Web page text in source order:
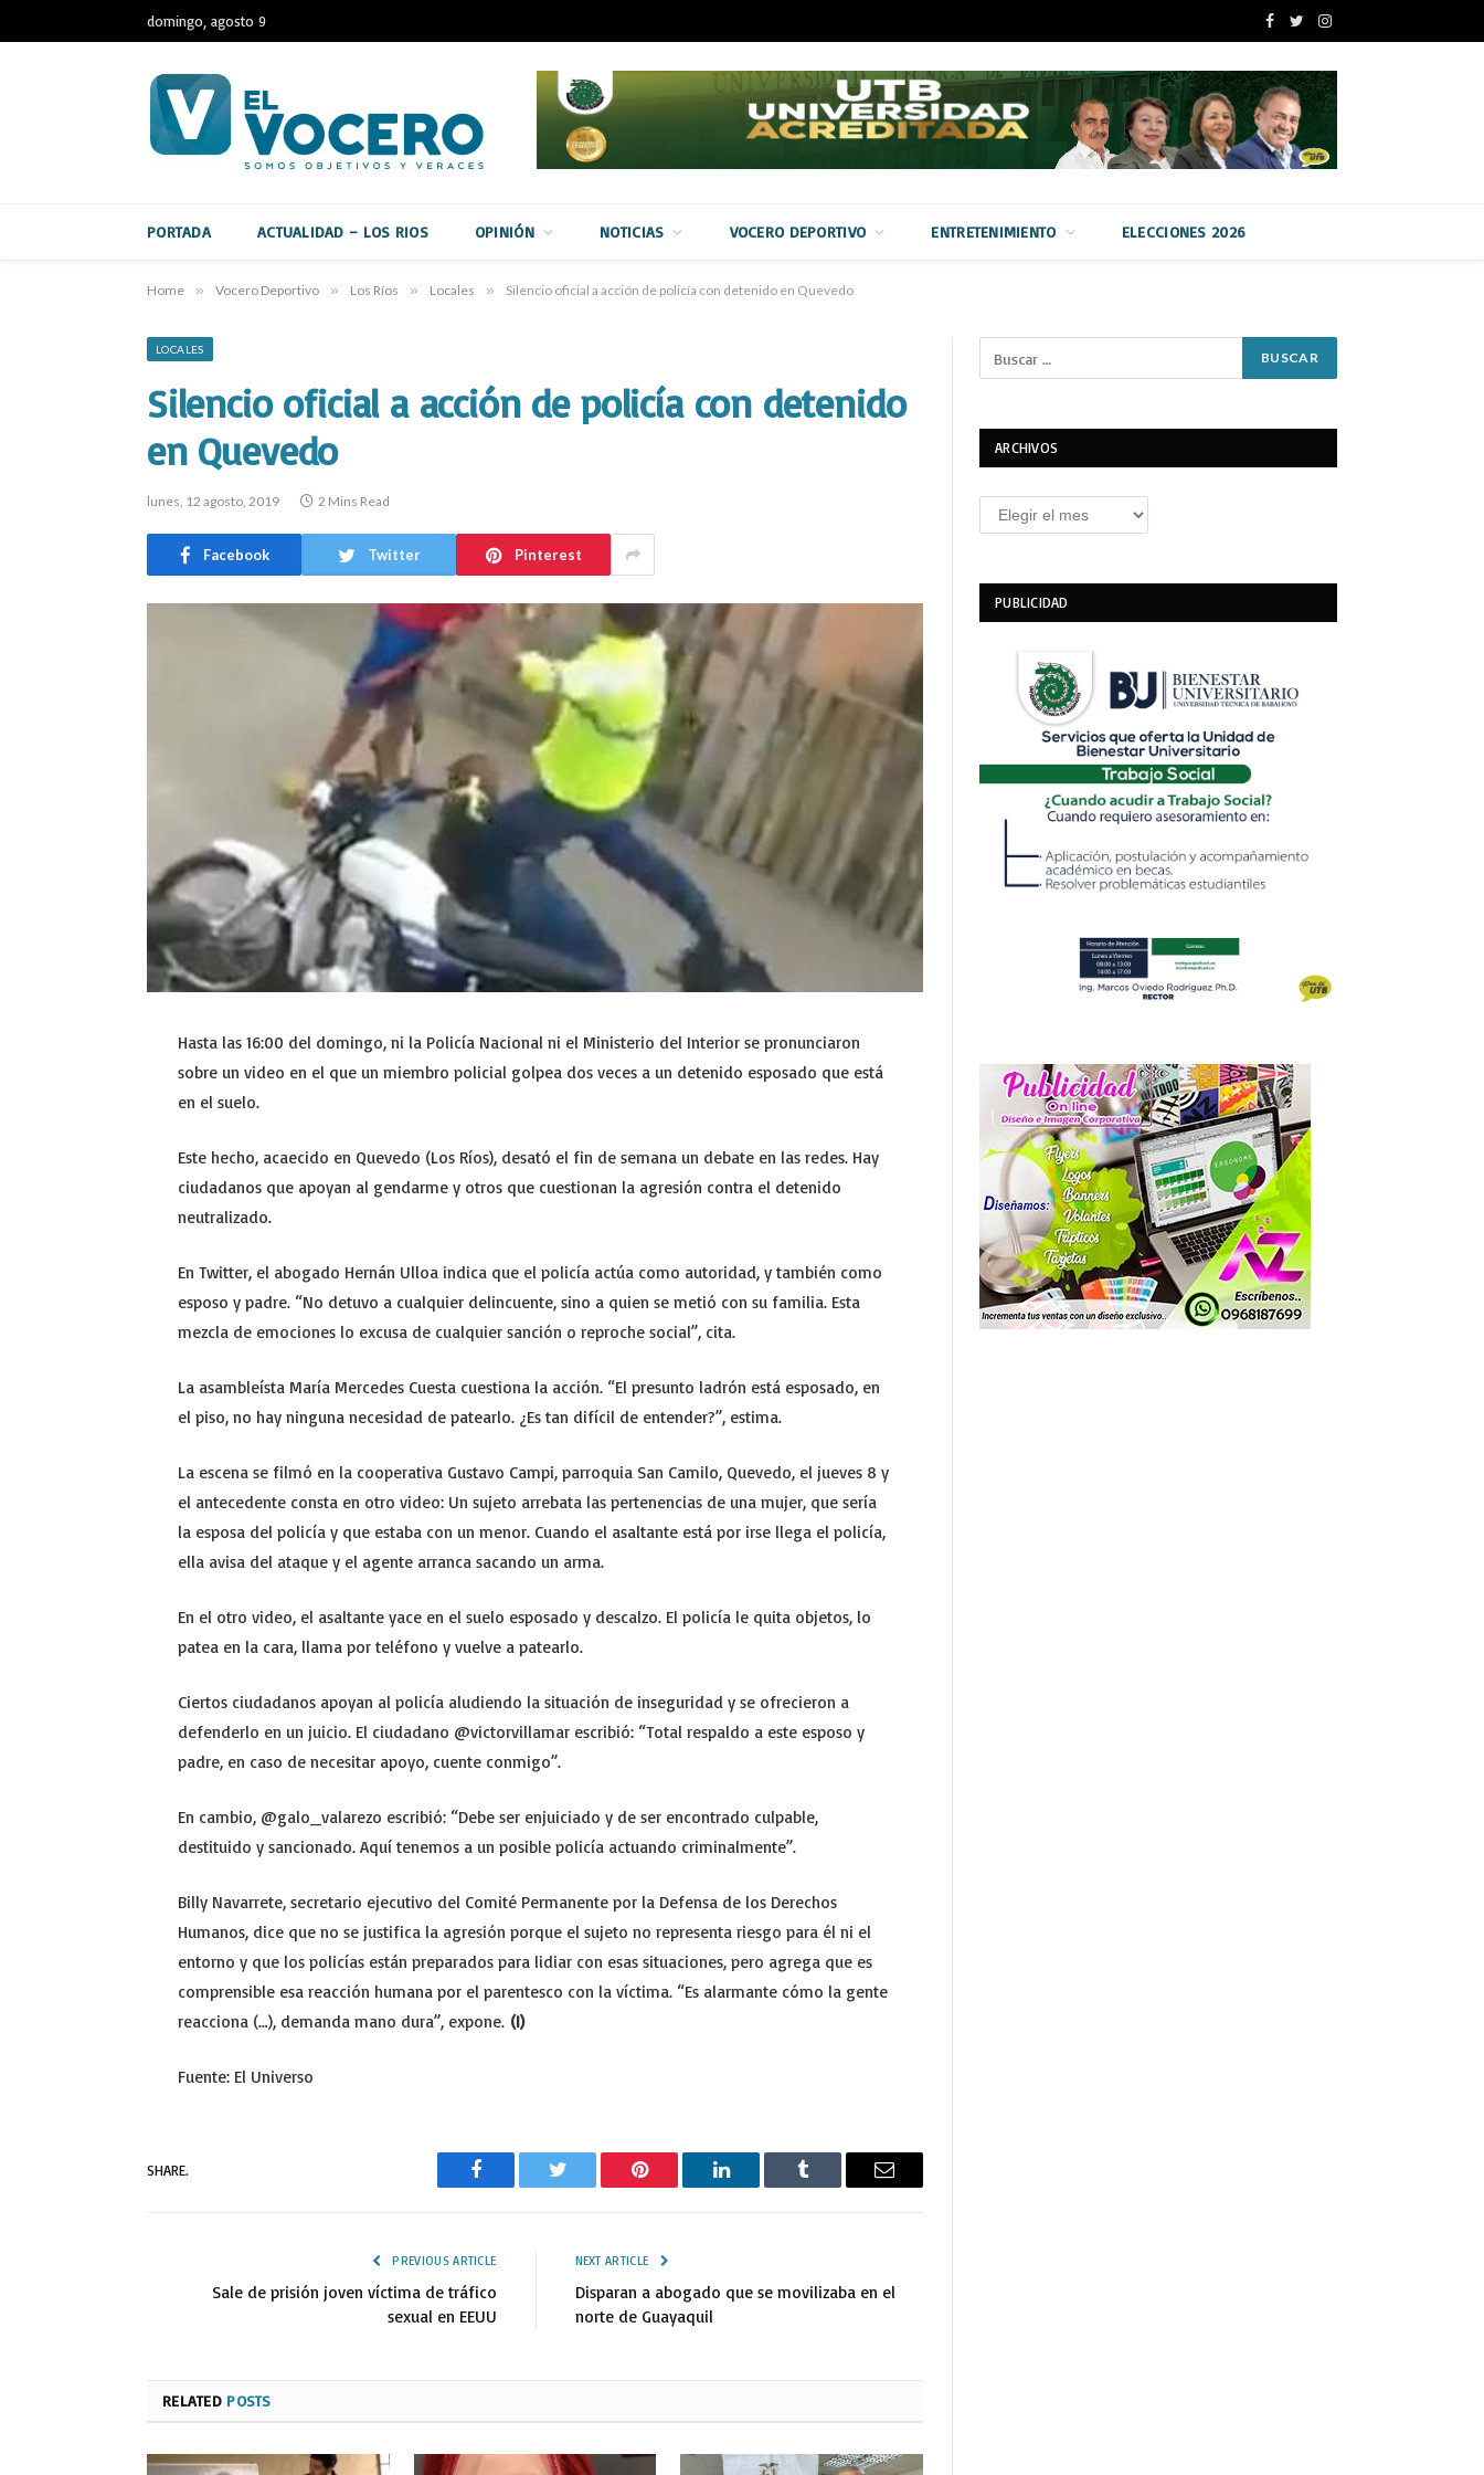
domingo, agosto 9
Facebook
TwitterInstagram
PORTADA ACTUALIDAD – LOS RIOS OPINIÓN NOTICIAS VOCERO DEPORTIVO ENTRETENIMIENTO ELECCIONES 2026
Home » Vocero Deportivo » Los Ríos » Locales » Silencio oficial a acción de policía con detenido en Quevedo
LOCALES
Silencio oficial a acción de policía con detenido
en Quevedo
lunes, 12 agosto, 2019 2 Mins Read
Facebook Twitter Pinterest
Hasta las 16:00 del domingo, ni la Policía Nacional ni el Ministerio del Interior se pronunciaron
sobre un video en el que un miembro policial golpea dos veces a un detenido esposado que está
en el suelo.
Este hecho, acaecido en Quevedo (Los Ríos), desató el fin de semana un debate en las redes. Hay
ciudadanos que apoyan al gendarme y otros que cuestionan la agresión contra el detenido
neutralizado.
En Twitter, el abogado Hernán Ulloa indica que el policía actúa como autoridad, y también como
esposo y padre. “No detuvo a cualquier delincuente, sino a quien se metió con su familia. Esta
mezcla de emociones lo excusa de cualquier sanción o reproche social”, cita.
La asambleísta María Mercedes Cuesta cuestiona la acción. “El presunto ladrón está esposado, en
el piso, no hay ninguna necesidad de patearlo. ¿Es tan difícil de entender?”, estima.
La escena se filmó en la cooperativa Gustavo Campi, parroquia San Camilo, Quevedo, el jueves 8 y
el antecedente consta en otro video: Un sujeto arrebata las pertenencias de una mujer, que sería
la esposa del policía y que estaba con un menor. Cuando el asaltante está por irse llega el policía,
ella avisa del ataque y el agente arranca sacando un arma.
En el otro video, el asaltante yace en el suelo esposado y descalzo. El policía le quita objetos, lo
patea en la cara, llama por teléfono y vuelve a patearlo.
Ciertos ciudadanos apoyan al policía aludiendo la situación de inseguridad y se ofrecieron a
defenderlo en un juicio. El ciudadano @victorvillamar escribió: “Total respaldo a este esposo y
padre, en caso de necesitar apoyo, cuente conmigo”.
En cambio, @galo_valarezo escribió: “Debe ser enjuiciado y de ser encontrado culpable,
destituido y sancionado. Aquí tenemos a un posible policía actuando criminalmente”.
Billy Navarrete, secretario ejecutivo del Comité Permanente por la Defensa de los Derechos
Humanos, dice que no se justifica la agresión porque el sujeto no representa riesgo para él ni el
entorno y que los policías están preparados para lidiar con esas situaciones, pero agrega que es
comprensible esa reacción humana por el parentesco con la víctima. “Es alarmante cómo la gente
reacciona (…), demanda mano dura”, expone. (I)
Fuente: El Universo
SHARE.
Facebook Twitter Pinterest LinkedIn Tumblr Email
PREVIOUS ARTICLE
Sale de prisión joven víctima de tráfico
sexual en EEUU
NEXT ARTICLE
Disparan a abogado que se movilizaba en el
norte de Guayaquil
RELATED POSTS
ARCHIVOS
Archivos
PUBLICIDAD